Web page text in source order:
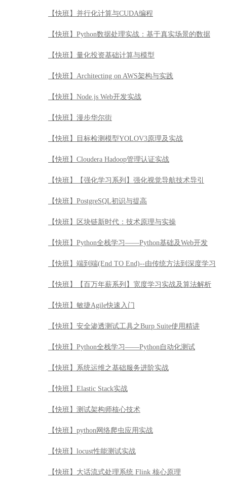
【快班】并行化计算与CUDA编程
【快班】Python数据处理实战：基于真实场景的数据
【快班】量化投资基础计算与模型
【快班】Architecting on AWS架构与实践
【快班】Node.js Web开发实战
【快班】漫步华尔街
【快班】目标检测模型YOLOV3原理及实战
【快班】Cloudera Hadoop管理认证实战
【快班】【强化学习系列】强化视觉导航技术导引
【快班】PostgreSQL初识与提高
【快班】区块链新时代：技术原理与实操
【快班】Python全栈学习——Python基础及Web开发
【快班】端到端(End TO End)--由传统方法到深度学习
【快班】【百万年薪系列】宽度学习实战及算法解析
【快班】敏捷Agile快速入门
【快班】安全渗透测试工具之Burp Suite使用精讲
【快班】Python全栈学习——Python自动化测试
【快班】系统运维之基础服务进阶实战
【快班】Elastic Stack实战
【快班】测试架构师核心技术
【快班】python网络爬虫应用实战
【快班】locust性能测试实战
【快班】大话流式处理系统 Flink 核心原理